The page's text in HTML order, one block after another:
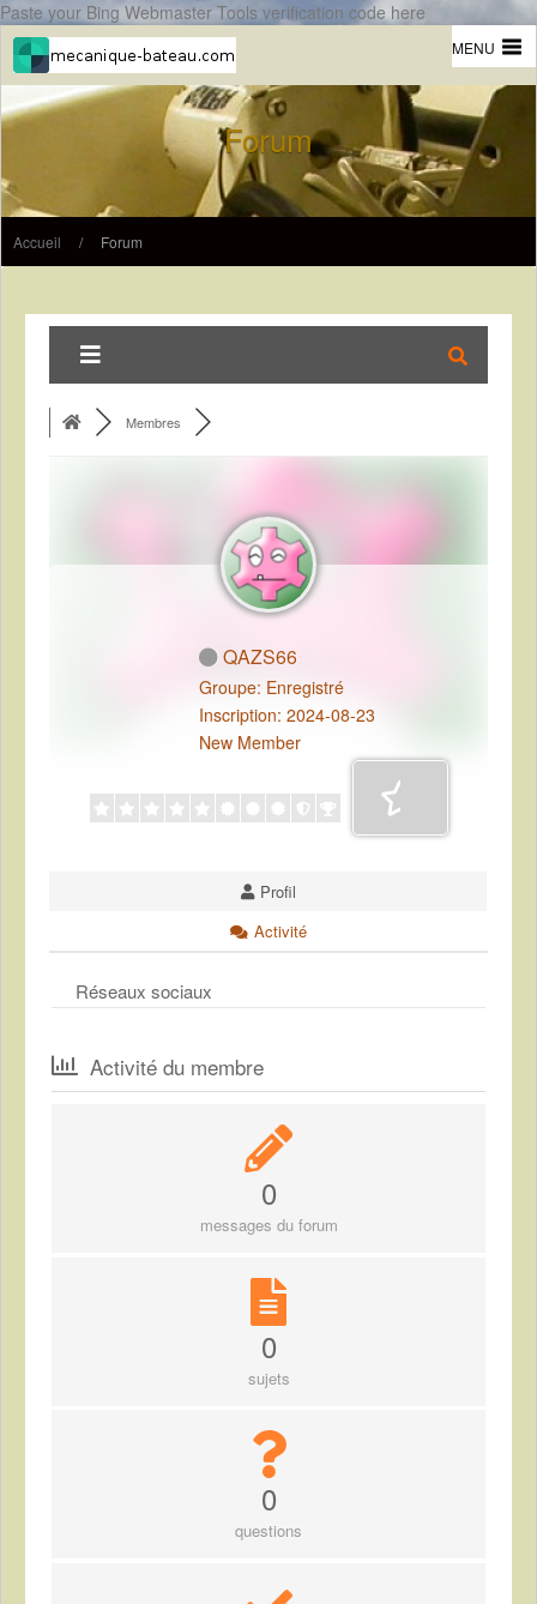
Paste your Bing Webmaster Tools verification code here
MENU
Forum
Accueil / Forum
Membres
QAZS66
Groupe: Enregistré
Inscription: 2024-08-23
New Member
Profil
Activité
Réseaux sociaux
Activité du membre
0
messages du forum
0
sujets
0
questions